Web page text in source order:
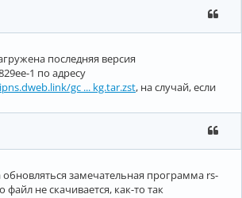
последняя версия
1 по адресу
gc ... kg.tar.zst, на случай, если
замечательная программа rs-
файл не скачивается, как-то так